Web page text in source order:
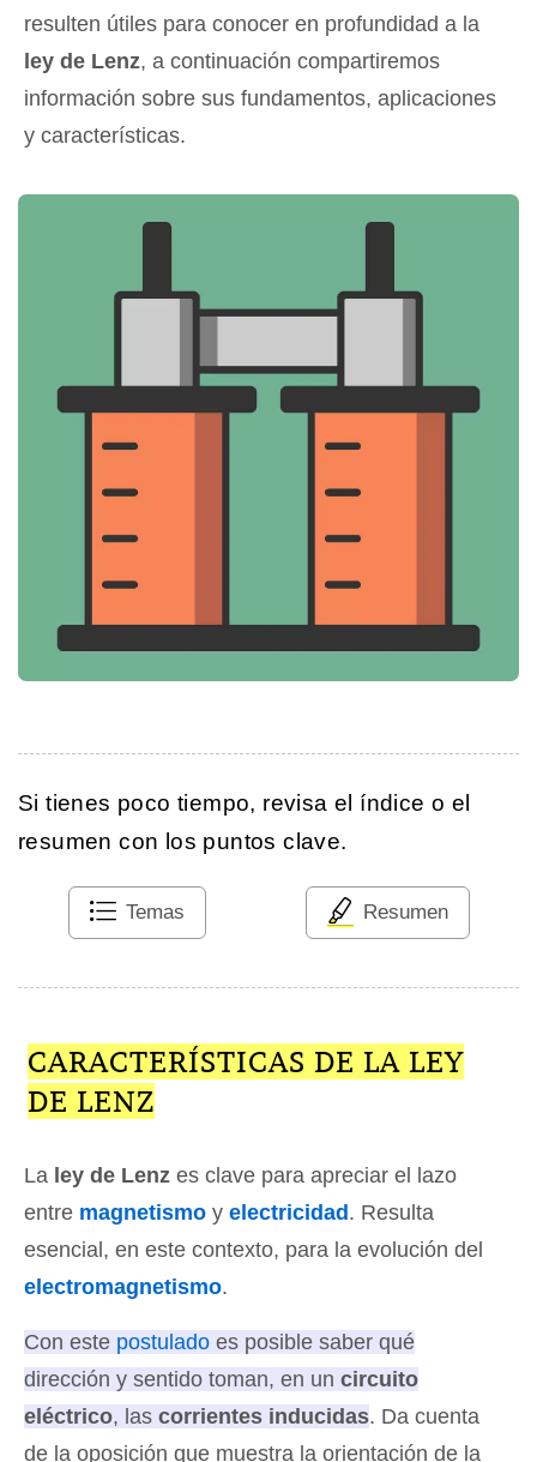
resulten útiles para conocer en profundidad a la
ley de Lenz, a continuación compartiremos
información sobre sus fundamentos, aplicaciones
y características.
Si tienes poco tiempo, revisa el índice o el
resumen con los puntos clave.
Temas Resumen
CARACTERÍSTICAS DE LA LEY
DE LENZ
La ley de Lenz es clave para apreciar el lazo
entre magnetismo y electricidad. Resulta
esencial, en este contexto, para la evolución del
electromagnetismo.
Con este postulado es posible saber qué
dirección y sentido toman, en un circuito
eléctrico, las corrientes inducidas. Da cuenta
de la oposición que muestra la orientación de la